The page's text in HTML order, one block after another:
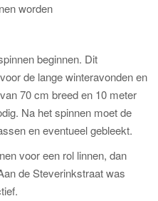
worden
beginnen. Dit
de lange winteravonden en
70 cm breed en 10 meter
Na het spinnen moet de
en eventueel gebleekt.
voor een rol linnen, dan
de Steverinkstraat was